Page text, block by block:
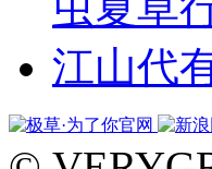
江山代